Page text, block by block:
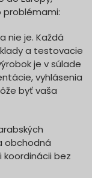
nie je. Každá
a testovacie
je v súlade
vyhlásenia
byť vaša
obchodná
koordinácii bez